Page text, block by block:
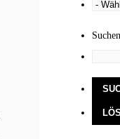
Suchen